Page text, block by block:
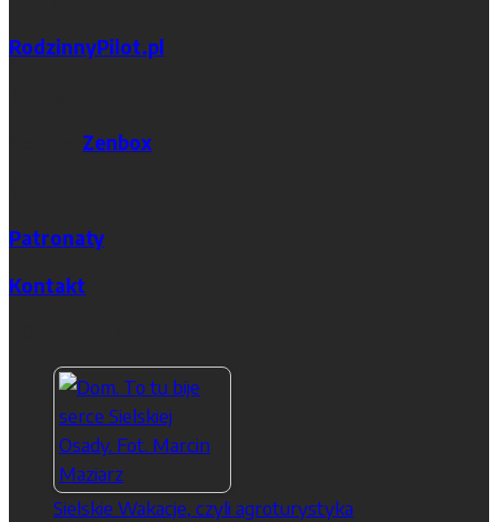
RodzinnyPilot.pl
Zenbox
Patronaty
Kontakt
Sielskie Wakacje, czyli agroturystyka